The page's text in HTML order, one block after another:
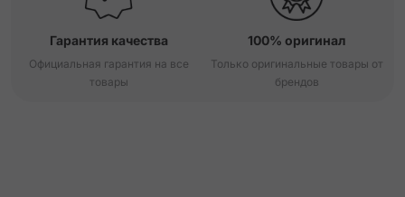
Гарантия качества
Официальная гарантия на все
товары
100% оригинал
Только оригинальные товары от
брендов